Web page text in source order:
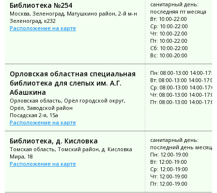
Библиотека №254
Москва, Зеленоград, Матушкино район, 2-й м-н
Зеленоград, к232
Расположение на карте
санитарный день:
последняя пт месяца
Вт: 10:00-22:00
Ср: 10:00-22:00
Чт: 10:00-22:00
Пт: 10:00-22:00
Сб: 10:00-22:00
Вс: 10:00-20:00
Орловская областная специальная
библиотека для слепых им. А.Г.
Абашкина
Орловская область, Орёл городской округ,
Орёл, Заводской район
Посадская 2-я, 15а
Расположение на карте
Пн: 08:00-13:00 14:00-
Вт: 08:00-13:00 14:00-17:00
Ср: 08:00-13:00 14:00-17:00
Чт: 08:00-13:00 14:00-17:00
Пт: 08:00-13:00 14:00-17:00
Библиотека, д. Кисловка
Томская область, Томский район, д. Кисловка
Мира, 18
Расположение на карте
санитарный день:
последний день месяца
Пн: 12:00-19:00
Вт: 12:00-19:00
Ср: 12:00-19:00
Чт: 12:00-19:00
Пт: 12:00-19:00